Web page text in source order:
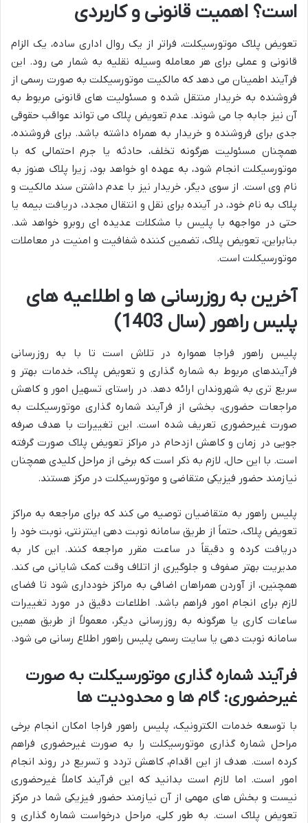
است؟ اهمیت قانونی و کاربردی
تعویض پلاک موتورسیکلت، فراتر از یک روال اداری ساده، یک الزام
قانونی و عملی برای هر معامله وسیله نقلیه به شمار می رود. این
فرآیند اطمینان می دهد که مالکیت موتورسیکلت به صورت رسمی از
فروشنده به خریدار منتقل شده و مسئولیت های قانونی مربوط به
آن نیز جابه جا می شوند. عدم تعویض پلاک می تواند عواقب حقوقی
جدی برای فروشنده و خریدار به همراه داشته باشد. برای فروشنده،
همچنان مسئولیت هرگونه تخلف، حادثه یا جرم احتمالی که با
موتورسیکلت انجام شود، به عهده او خواهد بود، زیرا پلاک هنوز به
نام وی است. از سوی دیگر، خریدار نیز با عدم داشتن سند مالکیت و
پلاک به نام خود، در آینده برای نقل و انتقال مجدد، دریافت بیمه یا
حتی در مواجهه با پلیس با مشکلات عدیده ای روبرو خواهد شد.
بنابراین، تعویض پلاک، تضمین کننده شفافیت و امنیت در معاملات
موتورسیکلت است.
آخرین به روزرسانی ها و اطلاعیه های
پلیس راهور (سال 1403)
پلیس راهور فراجا همواره در تلاش است تا با به روزرسانی
فرآیندهای مربوط به شماره گذاری و تعویض پلاک، خدمات بهتر و
سریع تری به شهروندان ارائه دهد. در راستای تسهیل امور و کاهش
مراجعات حضوری، بخشی از فرآیند شماره گذاری موتورسیکلت به
صورت غیرحضوری تعریف شده است. این تغییرات با هدف صرفه
جویی در زمان و کاهش ازدحام در مراکز تعویض پلاک صورت گرفته
است. با این حال، لازم به ذکر است که برخی از مراحل کلیدی همچنان
نیازمند حضور فیزیکی متقاضی و موتورسیکلت در مرکز هستند.
پلیس راهور به متقاضیان توصیه می کند که برای مراجعه به مراکز
تعویض پلاک، حتماً از طریق سامانه نوبت دهی اینترنتی، نوبت خود را
دریافت کرده و دقیقاً در ساعت مقرر مراجعه کنند. این کار به
مدیریت بهتر صفوف و جلوگیری از اتلاف وقت کمک شایانی می کند.
همچنین، از آوردن همراهان اضافی به مراکز خودداری شود تا فضای
لازم برای انجام امور فراهم باشد. اطلاعات دقیق در مورد تغییرات
ساعات کاری یا هرگونه به روزرسانی دیگر، معمولاً از طریق همین
سامانه نوبت دهی یا سایت رسمی پلیس راهور اطلاع رسانی می شود.
فرآیند شماره گذاری موتورسیکلت به صورت
غیرحضوری: گام ها و محدودیت ها
با توسعه خدمات الکترونیک، پلیس راهور فراجا امکان انجام برخی
مراحل شماره گذاری موتورسیکلت را به صورت غیرحضوری فراهم
کرده است. هدف از این اقدام، کاهش تردد و تسریع در روند انجام
امور است. اما لازم است بدانید که این فرآیند کاملاً غیرحضوری
نیست و بخش های مهمی از آن نیازمند حضور فیزیکی شما در مرکز
تعویض پلاک است. به طور کلی، مراحل درخواست شماره گذاری و